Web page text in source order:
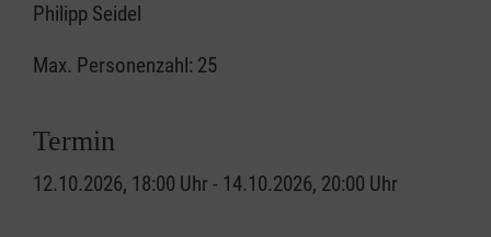
Philipp Seidel
Max. Personenzahl: 25
Termin
12.10.2026, 18:00 Uhr - 14.10.2026, 20:00 Uhr